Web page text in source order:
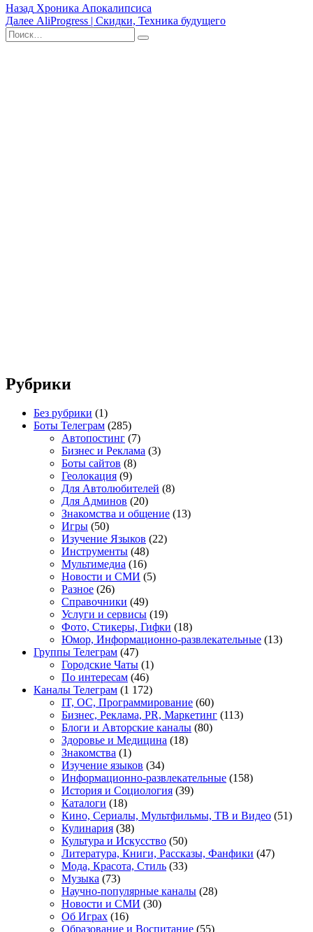
Навигация
по
записям
Назад Хроника Апокалипсиса
Далее AliProgress | Скидки, Техника будущего
Поиск
Найти
Рубрики
Без рубрики (1)
Боты Телеграм (285)
Автопостинг (7)
Бизнес и Реклама (3)
Боты сайтов (8)
Геолокация (9)
Для Автолюбителей (8)
Для Админов (20)
Знакомства и общение (13)
Игры (50)
Изучение Языков (22)
Инструменты (48)
Мультимедиа (16)
Новости и СМИ (5)
Разное (26)
Справочники (49)
Услуги и сервисы (19)
Фото, Стикеры, Гифки (18)
Юмор, Информационно-развлекательные (13)
Группы Телеграм (47)
Городские Чаты (1)
По интересам (46)
Каналы Телеграм (1 172)
IT, ОС, Программирование (60)
Бизнес, Реклама, PR, Маркетинг (113)
Блоги и Авторские каналы (80)
Здоровье и Медицина (18)
Знакомства (1)
Изучение языков (34)
Информационно-развлекательные (158)
История и Социология (39)
Каталоги (18)
Кино, Сериалы, Мультфильмы, ТВ и Видео (51)
Кулинария (38)
Культура и Искусство (50)
Литература, Книги, Рассказы, Фанфики (47)
Мода, Красота, Стиль (33)
Музыка (73)
Научно-популярные каналы (28)
Новости и СМИ (30)
Об Играх (16)
Образование и Воспитание (55)